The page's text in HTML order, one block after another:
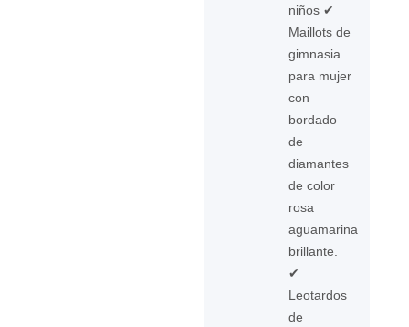
niños ✔
Maillots de
gimnasia
para mujer
con
bordado
de
diamantes
de color
rosa
aguamarina
brillante.
✔
Leotardos
de